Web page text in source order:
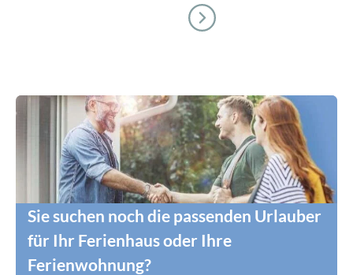
Sie suchen noch die passenden Urlauber
für Ihr Ferienhaus oder Ihre
Ferienwohnung?